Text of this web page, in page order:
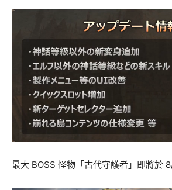
最大 BOSS 怪物「古代守護者」即將於